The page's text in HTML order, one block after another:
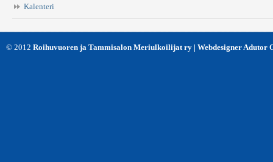
Kalenteri
© 2012 Roihuvuoren ja Tammisalon Meriulkoilijat ry | Webdesigner Adutor